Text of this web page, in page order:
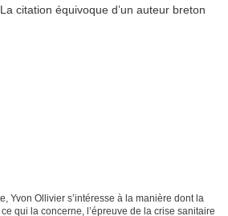
Yvon Ollivier s’intéresse à la manière dont la
qui la concerne, l’épreuve de la crise sanitaire